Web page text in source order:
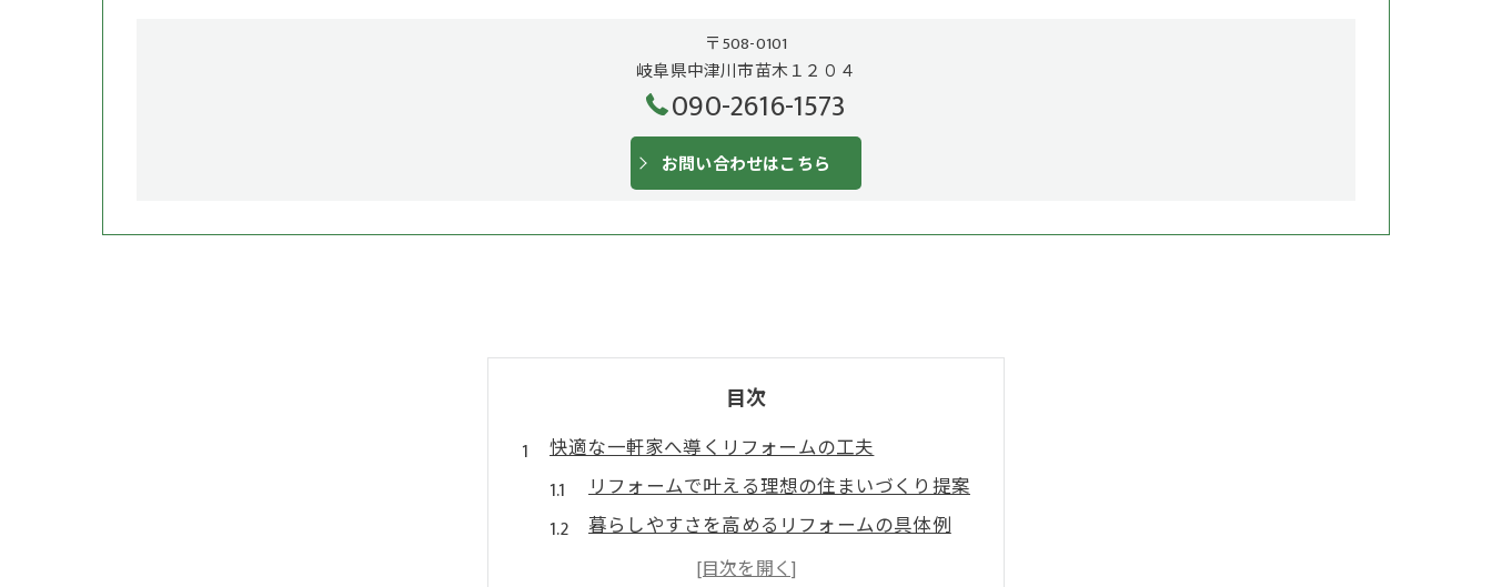
〒508-0101
岐阜県中津川市苗木１２０４
090-2616-1573
お問い合わせはこちら
目次
快適な一軒家へ導くリフォームの工夫
リフォームで叶える理想の住まいづくり提案
暮らしやすさを高めるリフォームの具体例
築年数を感じさせないリフォームの工夫点